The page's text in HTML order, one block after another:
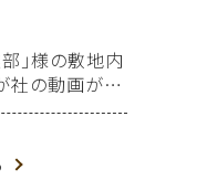
」様の敷地内
社の動画が放
た！